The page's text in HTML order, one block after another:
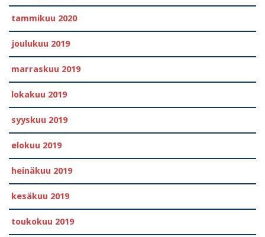
tammikuu 2020
joulukuu 2019
marraskuu 2019
lokakuu 2019
syyskuu 2019
elokuu 2019
heinäkuu 2019
kesäkuu 2019
toukokuu 2019